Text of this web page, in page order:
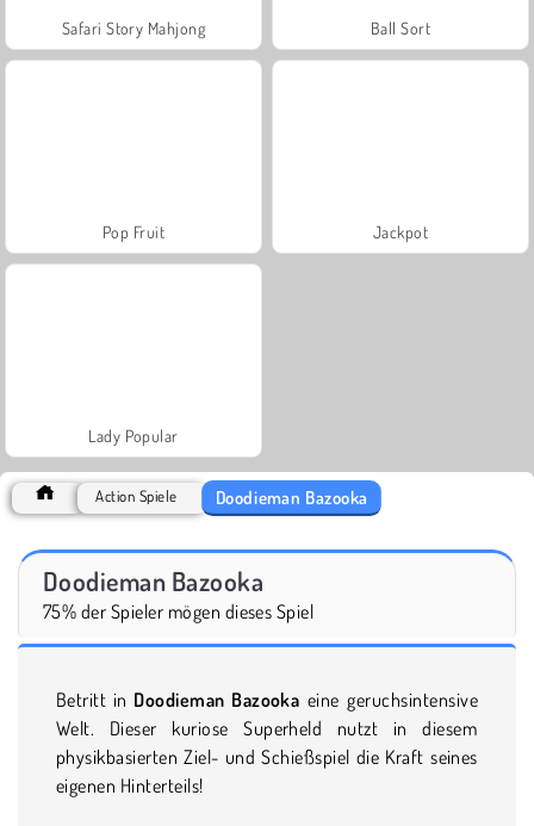
Safari Story Mahjong Ball Sort
Pop Fruit Jackpot
Lady Popular
Action Spiele Doodieman Bazooka
Doodieman Bazooka
75% der Spieler mögen dieses Spiel
Betritt in Doodieman Bazooka eine geruchsintensive
Welt. Dieser kuriose Superheld nutzt in diesem
physikbasierten Ziel- und Schießspiel die Kraft seines
eigenen Hinterteils!